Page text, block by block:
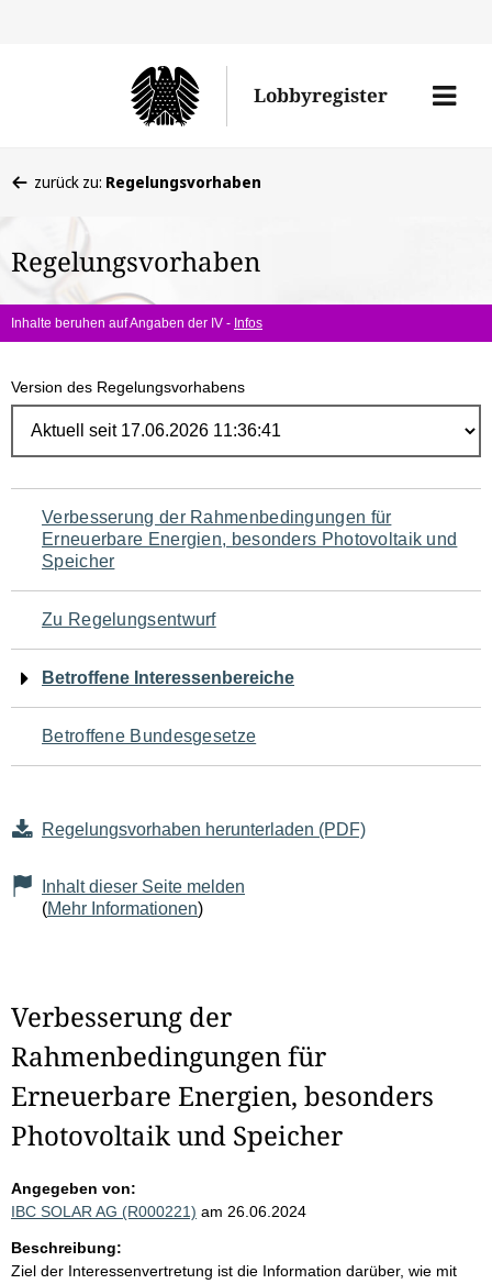
Lobbyregister
Menü
befinden
hier:
zurück zu: Regelungsvorhaben
Regelungsvorhaben
Inhalte beruhen auf Angaben der IV - Infos
Version des Regelungsvorhabens
Navigation
für
den
Seiteninhalt
Verbesserung der Rahmenbedingungen für
Erneuerbare Energien, besonders Photovoltaik und
Speicher
Zu Regelungsentwurf
Betroffene Interessenbereiche
Betroffene Bundesgesetze
Regelungsvorhaben herunterladen (PDF)
Inhalt dieser Seite melden
(Mehr Informationen)
Verbesserung der
Rahmenbedingungen für
Erneuerbare Energien, besonders
Photovoltaik und Speicher
Angegeben von:
IBC SOLAR AG (R000221) am 26.06.2024
Beschreibung:
Ziel der Interessenvertretung ist die Information darüber, wie mit